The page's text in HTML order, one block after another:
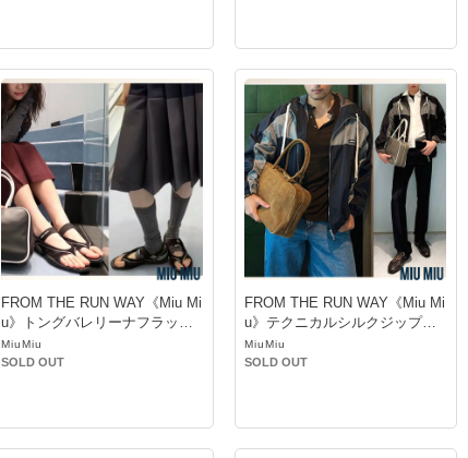
FROM THE RUN WAY《Miu Mi
u》トングバレリーナフラット
シューズ
MiuMiu
SOLD OUT
FROM THE RUN WAY《Miu Mi
u》テクニカルシルクジップブ
ルゾン
MiuMiu
SOLD OUT